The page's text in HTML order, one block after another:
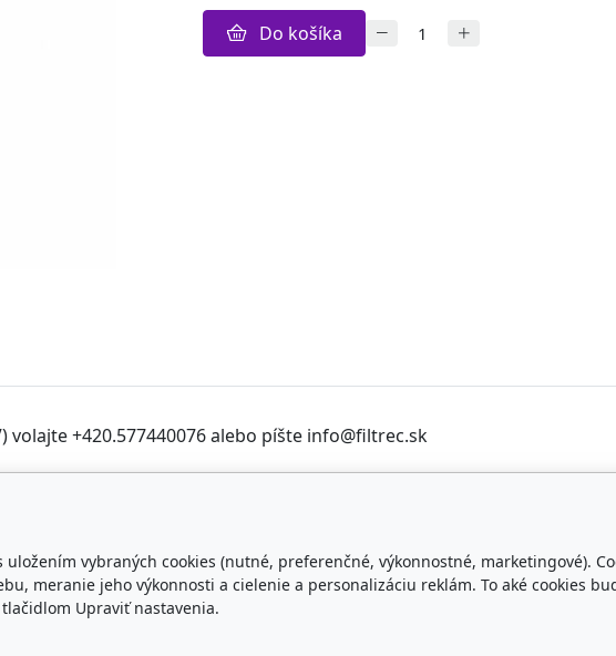
Do košíka
volajte +420.577440076 alebo píšte info@filtrec.sk
FILTR-FILTRY.CZ
FILTER-FILTERS.EU
vybraných cookies (nutné, preferenčné, výkonnostné, marketingové).
meranie jeho výkonnosti a cielenie a personalizáciu reklám. To aké cookies
Upraviť nastavenia.